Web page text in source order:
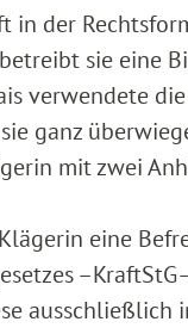
der
sie eine
verwendete
ganz
mit zwei
eine